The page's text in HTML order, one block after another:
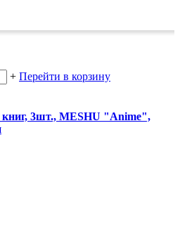
+ Перейти в корзину
3шт., MESHU "Anime",